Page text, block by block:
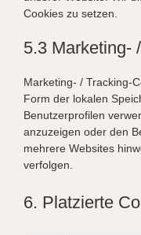
Cookies zu setzen.
5.3 Marketing-
Marketing- / Tracking-
Form der lokalen
Benutzerprofilen
anzuzeigen oder den
mehrere Websites
verfolgen.
6. Platzierte